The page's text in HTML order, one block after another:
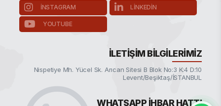
INSTAGRAM LINKEDIN
YOUTUBE
İLETIŞIM BILGILERIMIZ
Nispetiye Mh. Yücel Sk. Arıcan Sitesi B Blok No:3 K:4 D:10
Levent/Beşiktaş/İSTANBUL
WHATSAPP İHBAR HATTI